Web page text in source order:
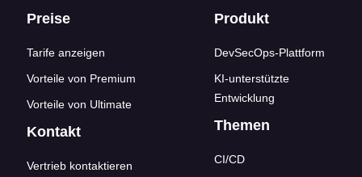
Footer-Links
Preise
Tarife anzeigen
Vorteile von Premium
Vorteile von Ultimate
Kontakt
Vertrieb kontaktieren
Produkt
DevSecOps-Plattform
KI-unterstützte
Entwicklung
Themen
CI/CD